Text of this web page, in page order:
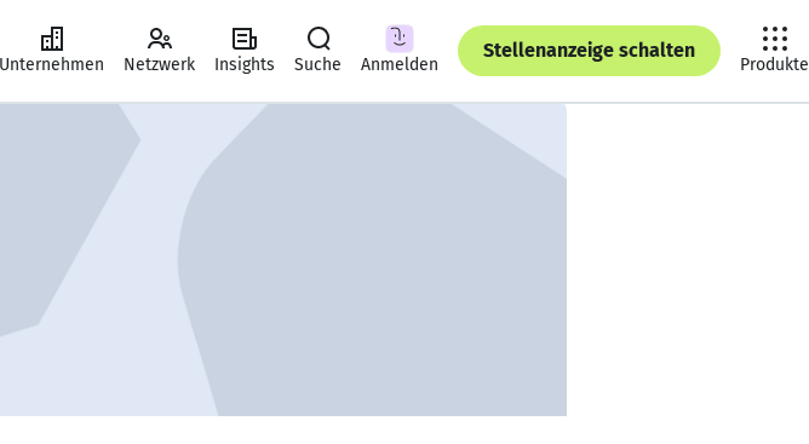
Unternehmen Netzwerk Insights Suche Anmelden
Stellenanzeige schalten
Produkte